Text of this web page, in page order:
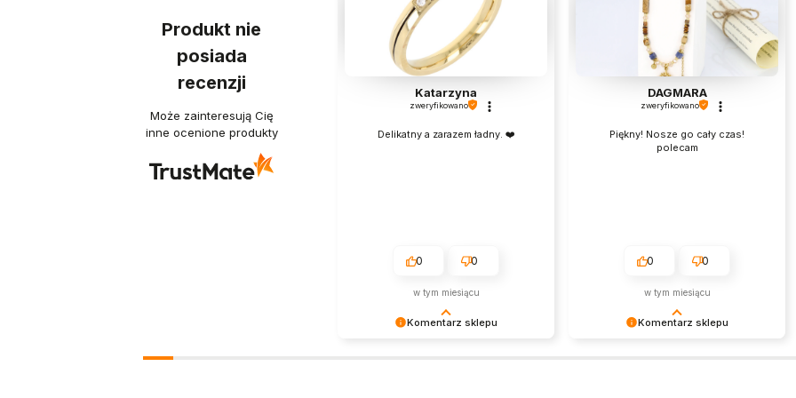
Produkt nie
posiada
recenzji
Może zainteresują Cię
inne ocenione produkty
Komentarz sklepu
Katarzyna
zweryfikowano
Delikatny a zarazem ładny. ❤️
0 0
w tym miesiącu
Komentarz sklepu
DAGMARA
zweryfikowano
Piękny! Nosze go cały czas!
polecam
0 0
w tym miesiącu